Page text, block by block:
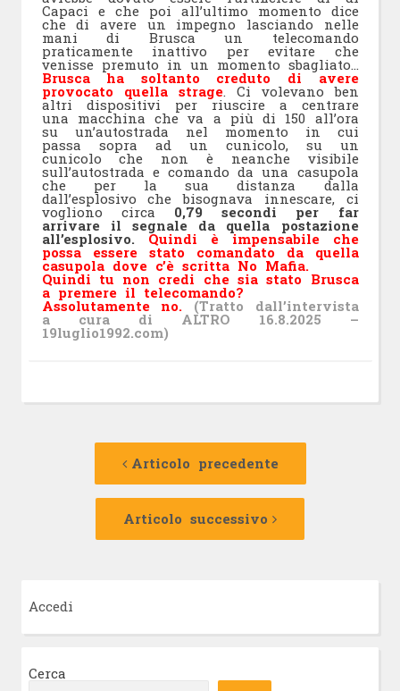
Capaci e che poi all’ultimo momento dice
che di avere un impegno lasciando nelle
mani di Brusca un telecomando
praticamente inattivo per evitare che
venisse premuto in un momento sbagliato…
Brusca ha soltanto creduto di avere
provocato quella strage. Ci volevano ben
altri dispositivi per riuscire a centrare
una macchina che va a più di 150 all’ora
su un’autostrada nel momento in cui
passa sopra ad un cunicolo, su un
cunicolo che non è neanche visibile
sull’autostrada e comando da una casupola
che per la sua distanza dalla
dall’esplosivo che bisognava innescare, ci
vogliono circa 0,79 secondi per far
arrivare il segnale da quella postazione
all’esplosivo. Quindi è impensabile che
possa essere stato comandato da quella
casupola dove c’è scritta No Mafia.
Quindi tu non credi che sia stato Brusca
a premere il telecomando?
Assolutamente no. (Tratto dall’intervista
a cura di ALTRO 16.8.2025 –
19luglio1992.com)
Navigazione
Articolo precedente
Articolo
Articolo successivo
Articolo
Accedi
Cerca